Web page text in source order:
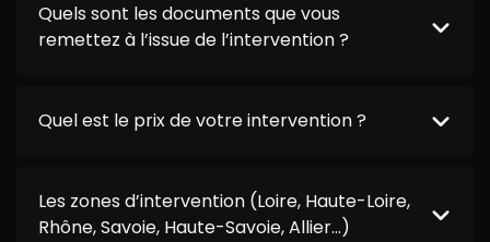
Quels sont les documents que vous
remettez à l’issue de l’intervention ?
Quel est le prix de votre intervention ?
Les zones d’intervention (Loire, Haute-Loire,
Rhône, Savoie, Haute-Savoie, Allier…)